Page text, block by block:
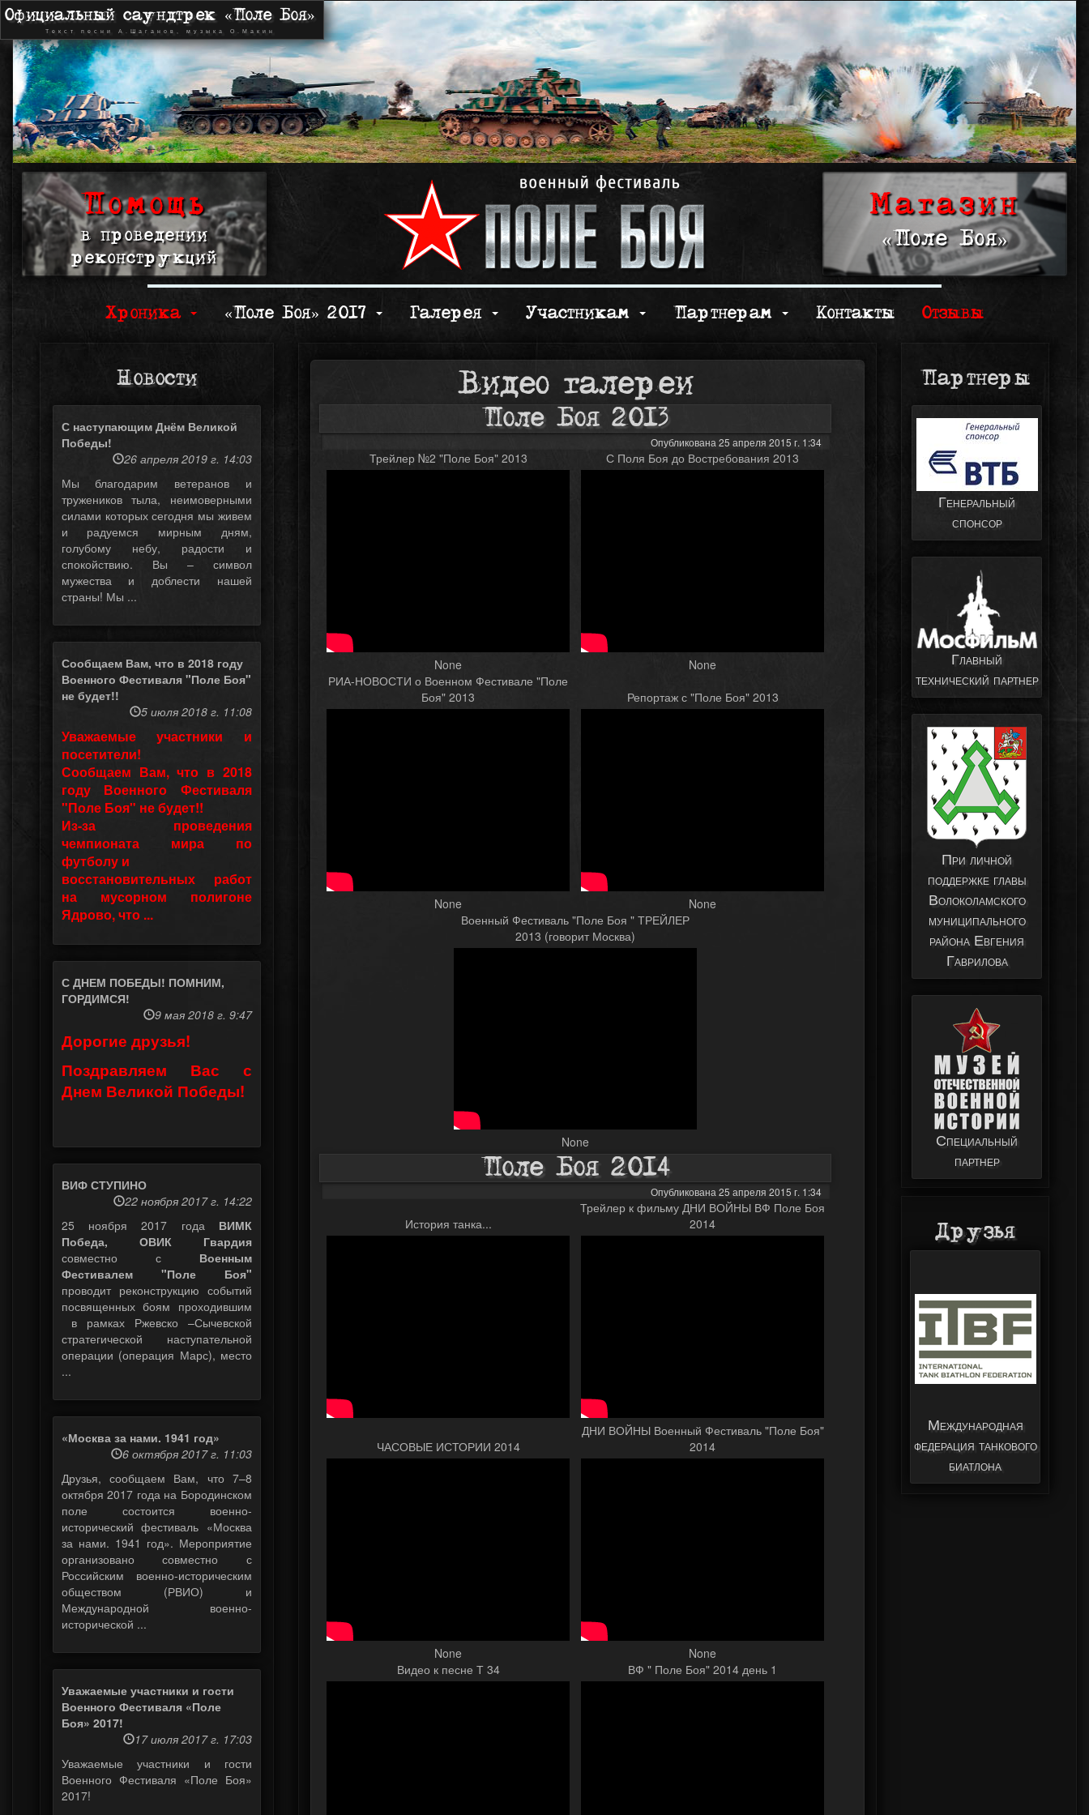
Официальный саундтрек «Поле Боя»
Текст песни А.Шаганов, музыка О.Макин
Помощь
в проведении
реконструкций
Магазин
«Поле Боя»
Хроника «Поле Боя» 2017 Галерея Участникам Партнерам Контакты Отзывы
Видео галереи
Поле Боя 2013
Опубликована 25 апреля 2015 г. 1:34
Трейлер №2 "Поле Боя" 2013
None
С Поля Боя до Востребования 2013
None
РИА-НОВОСТИ о Военном Фестивале "Поле
Боя" 2013
None
Репортаж с "Поле Боя" 2013
None
Военный Фестиваль "Поле Боя " ТРЕЙЛЕР
2013 (говорит Москва)
None
Поле Боя 2014
Опубликована 25 апреля 2015 г. 1:34
История танка...
Трейлер к фильму ДНИ ВОЙНЫ ВФ Поле Боя
2014
ЧАСОВЫЕ ИСТОРИИ 2014
None
ДНИ ВОЙНЫ Военный Фестиваль "Поле Боя"
2014
None
Видео к песне Т 34
ВФ " Поле Боя" 2014 день 1
Новости
С наступающим Днём Великой
Победы!
26 апреля 2019 г. 14:03
Мы благодарим ветеранов и
тружеников тыла, неимоверными
силами которых сегодня мы живем
и радуемся мирным дням,
голубому небу, радости и
спокойствию. Вы – символ
мужества и доблести нашей
страны! Мы ...
Сообщаем Вам, что в 2018 году
Военного Фестиваля "Поле Боя"
не будет!!
5 июля 2018 г. 11:08
Уважаемые участники и
посетители!
Сообщаем Вам, что в 2018
году Военного Фестиваля
"Поле Боя" не будет!!
Из-за проведения
чемпионата мира по
футболу и
восстановительных работ
на мусорном полигоне
Ядрово, что ...
С ДНЕМ ПОБЕДЫ! ПОМНИМ,
ГОРДИМСЯ!
9 мая 2018 г. 9:47
Дорогие друзья!
Поздравляем Вас с
Днем Великой Победы!
ВИФ СТУПИНО
22 ноября 2017 г. 14:22
25 ноября 2017 года ВИМК
Победа, ОВИК Гвардия
совместно с Военным
Фестивалем "Поле Боя"
проводит реконструкцию событий
посвященных боям проходившим
в рамках Ржевско –Сычевской
стратегической наступательной
операции (операция Марс), место
...
«Москва за нами. 1941 год»
6 октября 2017 г. 11:03
Друзья, сообщаем Вам, что 7–8
октября 2017 года на Бородинском
поле состоится военно-
исторический фестиваль «Москва
за нами. 1941 год». Мероприятие
организовано совместно с
Российским военно-историческим
обществом (РВИО) и
Международной военно-
исторической ...
Уважаемые участники и гости
Военного Фестиваля «Поле
Боя» 2017!
17 июля 2017 г. 17:03
Уважаемые участники и гости
Военного Фестиваля «Поле Боя»
2017!
Партнеры
Генеральный
спонсор
Главный
технический партнер
При личной
поддержке главы
Волоколамского
муниципального
района Евгения
Гаврилова
Специальный
партнер
Друзья
Международная
федерация танкового
биатлона